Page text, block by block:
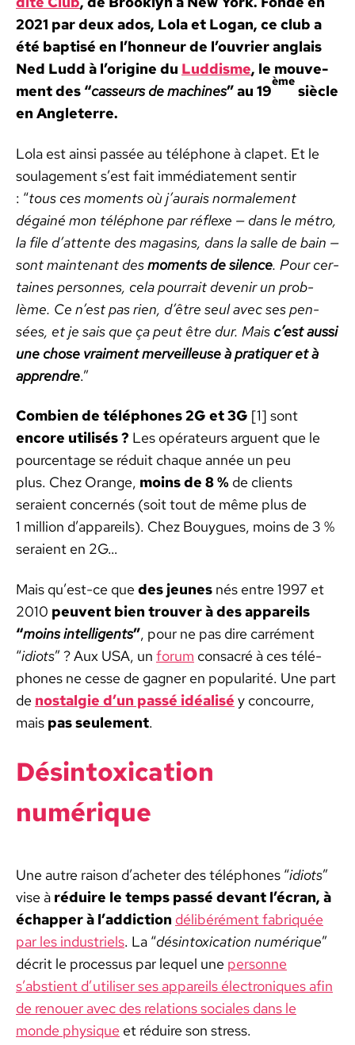
2021 par deux ados, Lola et Logan, ce club a
été bap­tisé en l’hon­neur de l’ou­vri­er anglais
Ned Ludd à l’o­rig­ine du Lud­disme, le mou­ve­
ment des “casseurs de machines” au 19
ème
siè­cle
en Angleterre.
Lola est ain­si passée au télé­phone à clapet. Et le
soulage­ment s’est fait immé­di­ate­ment sen­tir
: “tous ces moments où j’au­rais nor­male­ment
dégainé mon télé­phone par réflexe — dans le métro,
la file d’at­tente des mag­a­sins, dans la salle de bain —
sont main­tenant desmoments de silence. Pour cer­
taines per­son­nes, cela pour­rait devenir un prob­
lème. Ce n’est pas rien, d’être seul avec ses pen­
sées, et je sais que ça peut être dur. Mais c’est aus­si
une chose vrai­ment mer­veilleuse à pra­ti­quer et à
appren­dre.”
Com­bi­en de télé­phones 2G et 3G [1] sont
encore util­isés ? Les opéra­teurs arguent que le
pour­cent­age se réduit chaque année un peu
plus. Chez Orange, moins de 8 % de clients
seraient con­cernés (soit tout de même plus de
1 mil­lion d’appareils). Chez Bouygues, moins de 3 %
seraient en 2G…
Mais qu’est-ce quedes jeunes nés entre 1997 et
2010 peu­vent bien trou­ver à des appareils
“moins intel­li­gents”, pour ne pas dire car­ré­ment
“idiots” ? Aux USA, un forum con­sacré à ces télé­
phones ne cesse de gag­n­er en pop­u­lar­ité. Une part
de nos­tal­gie d’un passé idéal­isé y con­courre,
mais pas seule­ment.
Dés­in­tox­i­ca­tion
numérique
Une autre rai­son d’acheter des télé­phones “idiots”
vise à réduire le temps passé devant l’écran, à
échap­per à l’ad­dic­tion délibéré­ment fab­riquée
par les indus­triels. La “dés­in­tox­i­ca­tion numérique”
décrit le proces­sus par lequel une per­son­ne
s’abstient d’utiliser ses appareils élec­tron­iques afin
de renouer avec des rela­tions sociales dans le
monde physique et réduire son stress.